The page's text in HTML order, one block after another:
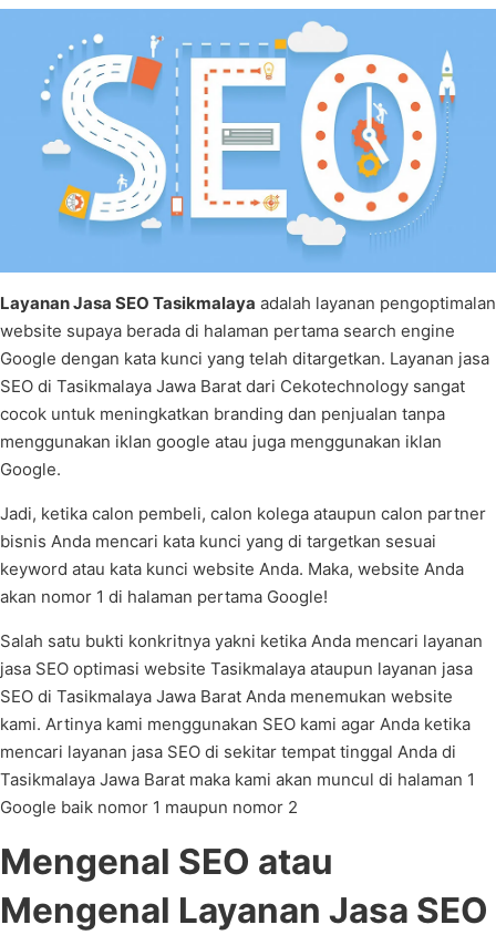
Layanan Jasa SEO Tasikmalaya adalah layanan pengoptimalan
website supaya berada di halaman pertama search engine
Google dengan kata kunci yang telah ditargetkan. Layanan jasa
SEO di Tasikmalaya Jawa Barat dari Cekotechnology sangat
cocok untuk meningkatkan branding dan penjualan tanpa
menggunakan iklan google atau juga menggunakan iklan
Google.
Jadi, ketika calon pembeli, calon kolega ataupun calon partner
bisnis Anda mencari kata kunci yang di targetkan sesuai
keyword atau kata kunci website Anda. Maka, website Anda
akan nomor 1 di halaman pertama Google!
Salah satu bukti konkritnya yakni ketika Anda mencari layanan
jasa SEO optimasi website Tasikmalaya ataupun layanan jasa
SEO di Tasikmalaya Jawa Barat Anda menemukan website
kami. Artinya kami menggunakan SEO kami agar Anda ketika
mencari layanan jasa SEO di sekitar tempat tinggal Anda di
Tasikmalaya Jawa Barat maka kami akan muncul di halaman 1
Google baik nomor 1 maupun nomor 2
Mengenal SEO atau
Mengenal Layanan Jasa SEO